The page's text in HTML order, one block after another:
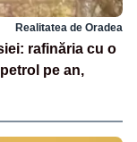
Realitatea de Oradea
rafinăria cu o
pe an,